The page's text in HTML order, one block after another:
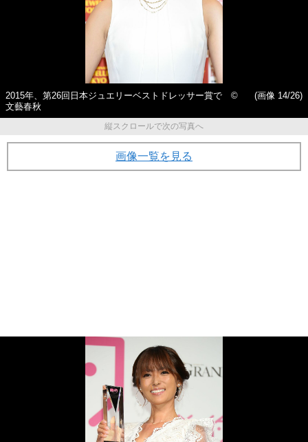
2015年、第26回日本ジュエリーベストドレッサー賞で ©
文藝春秋
(画像 14/26)
縦スクロールで次の写真へ
画像一覧を見る